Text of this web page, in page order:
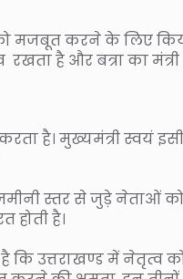
को मजबूत करने के लिए
है और बत्रा का मंत्री
है। मुख्यमंत्री स्वयं इसी
स्तर से जुड़े नेताओं
होती है।
कि उत्तराखण्ड में नेतृत्व